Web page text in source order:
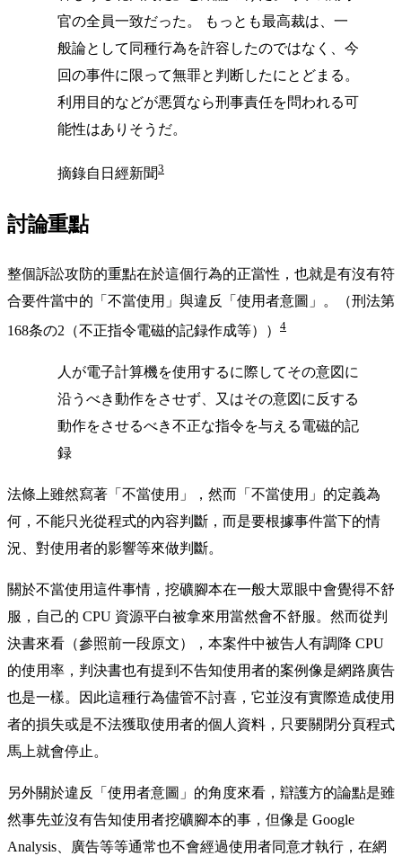
官の全員一致だった。 もっとも最高裁は、一
般論として同種行為を許容したのではなく、今
回の事件に限って無罪と判断したにとどまる。
利用目的などが悪質なら刑事責任を問われる可
能性はありそうだ。
摘錄自日經新聞3
討論重點
整個訴訟攻防的重點在於這個行為的正當性，也就是有沒有符
合要件當中的「不當使用」與違反「使用者意圖」。（刑法第
168条の2（不正指令電磁的記録作成等）） 4
人が電子計算機を使用するに際してその意図に
沿うべき動作をさせず、又はその意図に反する
動作をさせるべき不正な指令を与える電磁的記
録
法條上雖然寫著「不當使用」，然而「不當使用」的定義為
何，不能只光從程式的內容判斷，而是要根據事件當下的情
況、對使用者的影響等來做判斷。
關於不當使用這件事情，挖礦腳本在一般大眾眼中會覺得不舒
服，自己的 CPU 資源平白被拿來用當然會不舒服。然而從判
決書來看（參照前一段原文），本案件中被告人有調降 CPU
的使用率，判決書也有提到不告知使用者的案例像是網路廣告
也是一樣。因此這種行為儘管不討喜，它並沒有實際造成使用
者的損失或是不法獲取使用者的個人資料，只要關閉分頁程式
馬上就會停止。
另外關於違反「使用者意圖」的角度來看，辯護方的論點是雖
然事先並沒有告知使用者挖礦腳本的事，但像是 Google
Analysis、廣告等等通常也不會經過使用者同意才執行，在網